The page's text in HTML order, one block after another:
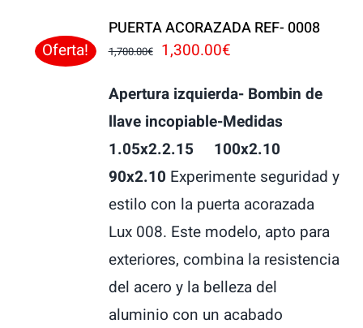
Oferta!
PUERTA ACORAZADA REF- 0008
1,700.00€
El
original
era:
1,700.00€.
1,300.00€El
actual
es:
1,300.00€.
Apertura izquierda- Bombin de
llave incopiable-Medidas
1.05x2.2.15 100x2.10
90x2.10 Experimente seguridad y
estilo con la puerta acorazada
Lux 008. Este modelo, apto para
exteriores, combina la resistencia
del acero y la belleza del
aluminio con un acabado